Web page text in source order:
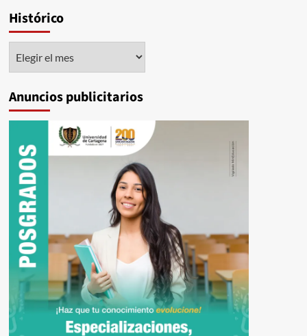
Histórico
Anuncios publicitarios